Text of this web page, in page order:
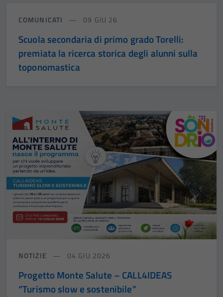
COMUNICATI 09 GIU 26
Scuola secondaria di primo grado Torelli:
premiata la ricerca storica degli alunni sulla
toponomastica
NOTIZIE 04 GIU 2026
Progetto Monte Salute – CALL4IDEAS
“Turismo slow e sostenibile”